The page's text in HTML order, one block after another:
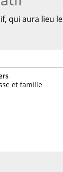
qui aura lieu le
et famille